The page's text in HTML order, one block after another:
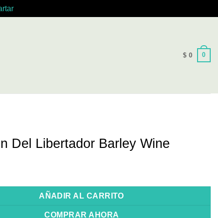
$ 0 0
Del Libertador Barley Wine
AÑADIR AL CARRITO
COMPRAR AHORA